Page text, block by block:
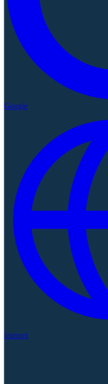
Google
Internet